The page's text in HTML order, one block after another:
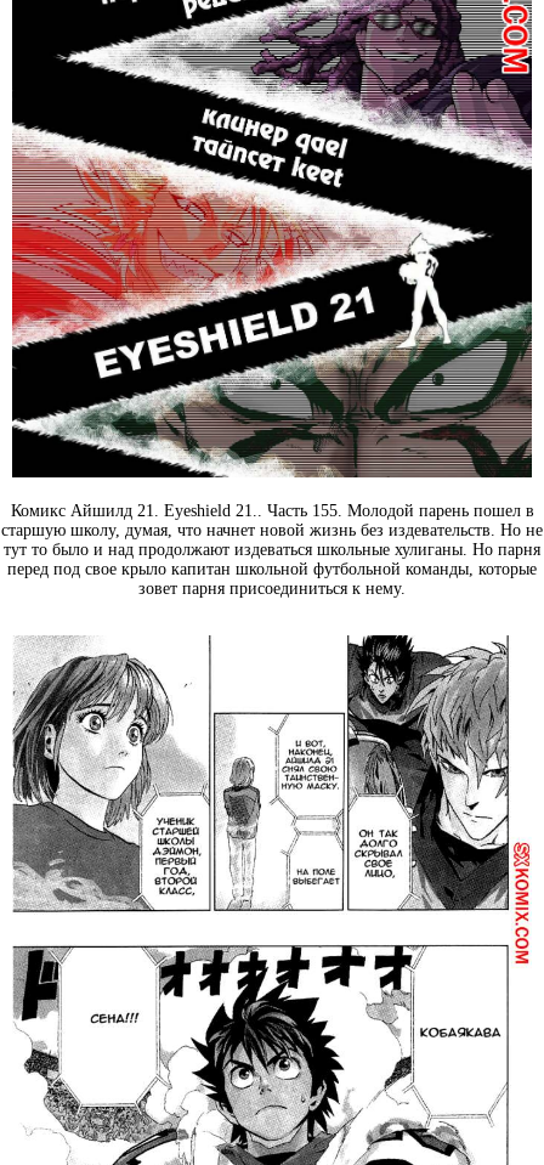
Комикс Айшилд 21. Eyeshield 21.. Часть 155. Молодой парень пошел в
старшую школу, думая, что начнет новой жизнь без издевательств. Но не
тут то было и над продолжают издеваться школьные хулиганы. Но парня
перед под свое крыло капитан школьной футбольной команды, которые
зовет парня присоединиться к нему.